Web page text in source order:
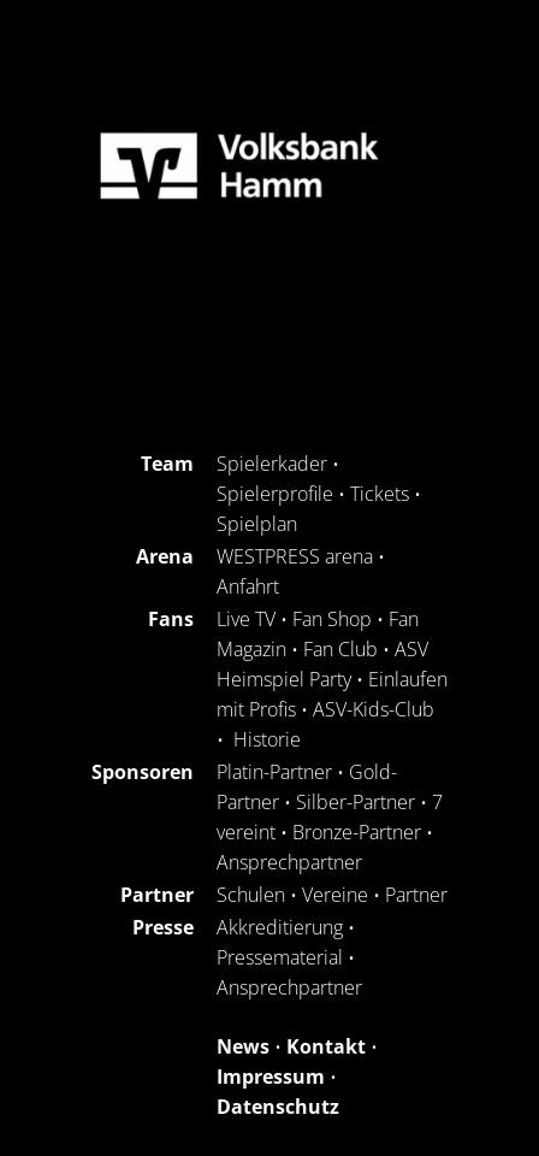
Team Spielerkader •
Spielerprofile • Tickets •
Spielplan
Arena
WESTPRESS arena •
Anfahrt
Fans
Live TV • Fan Shop • Fan
Magazin • Fan Club • ASV
Heimspiel Party• Einlaufen
mit Profis • ASV-Kids-Club
• Historie
Sponsoren
Platin-Partner • Gold-
Partner • Silber-Partner • 7
vereint • Bronze-Partner •
Ansprechpartner
Partner
Schulen • Vereine • Partner
Presse
Akkreditierung •
Pressematerial •
Ansprechpartner
News • Kontakt •
Impressum •
Datenschutz